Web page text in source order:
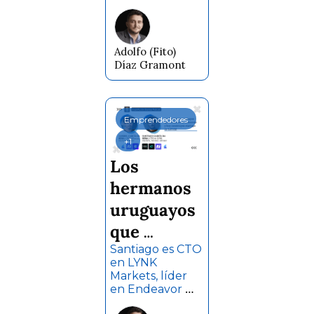
Lema
Startup EdTech
| +350.000
graduados 🎓
Actualmente
capacitan a
+25.000
mes 🚀
Adolfo (Fito)
Díaz Gramont
Emprendedores
+1
Los
hermanos
uruguayos
que
escalaron
un 🦄
unicornio y
Santiago es CTO
en LYNK
Markets, líder
en Endeavor